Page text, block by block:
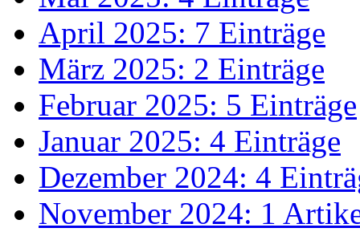
April 2025: 7 Einträge
März 2025: 2 Einträge
Februar 2025: 5 Einträge
Januar 2025: 4 Einträge
Dezember 2024: 4
November 2024: 1